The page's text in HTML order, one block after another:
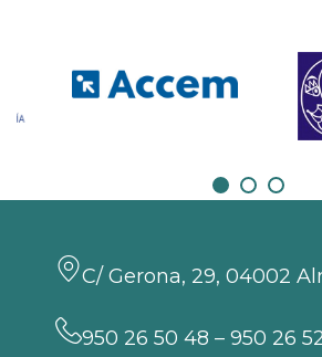
C/ Gerona, 29, 04002
950 26 50 48 – 950 26